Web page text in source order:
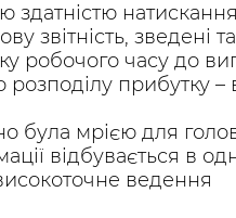
здатністю
звітність, зведені
робочого часу до
прибутку –
була мрією для
відбувається в
ведення